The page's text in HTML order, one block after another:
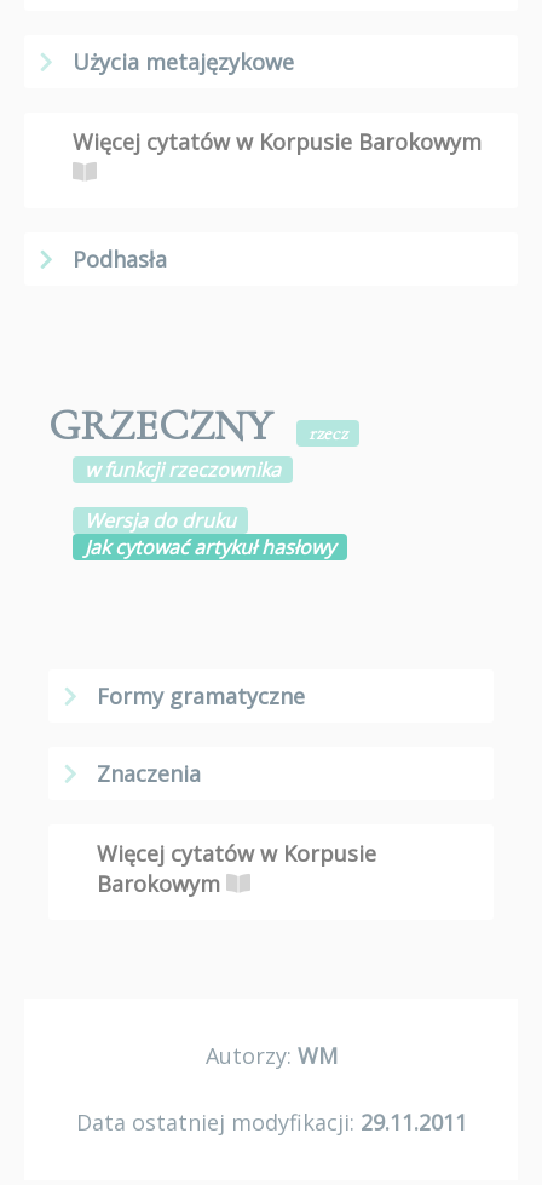
Użycia metajęzykowe
Więcej cytatów w Korpusie Barokowym
Podhasła
GRZECZNY rzecz
w funkcji rzeczownika
Wersja do druku
Jak cytować artykuł hasłowy
Formy gramatyczne
Znaczenia
Więcej cytatów w Korpusie
Barokowym
Autorzy: WM
Data ostatniej modyfikacji: 29.11.2011